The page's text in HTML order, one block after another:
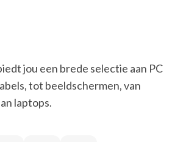
jou een brede selectie aan PC
tot beeldschermen, van
laptops.